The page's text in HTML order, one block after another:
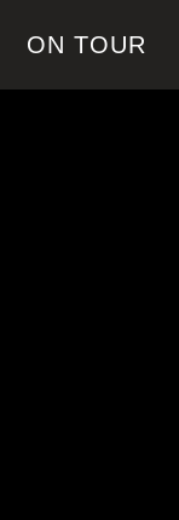
ON TOUR